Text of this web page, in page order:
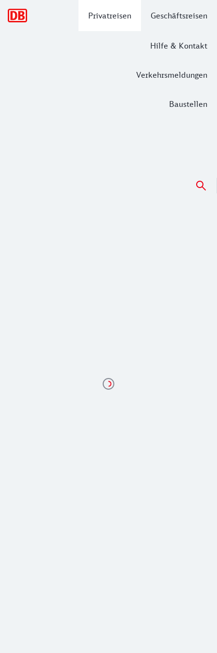
Privatreisen Geschäftsreisen
Hilfe & Kontakt
Verkehrsmeldungen
Baustellen